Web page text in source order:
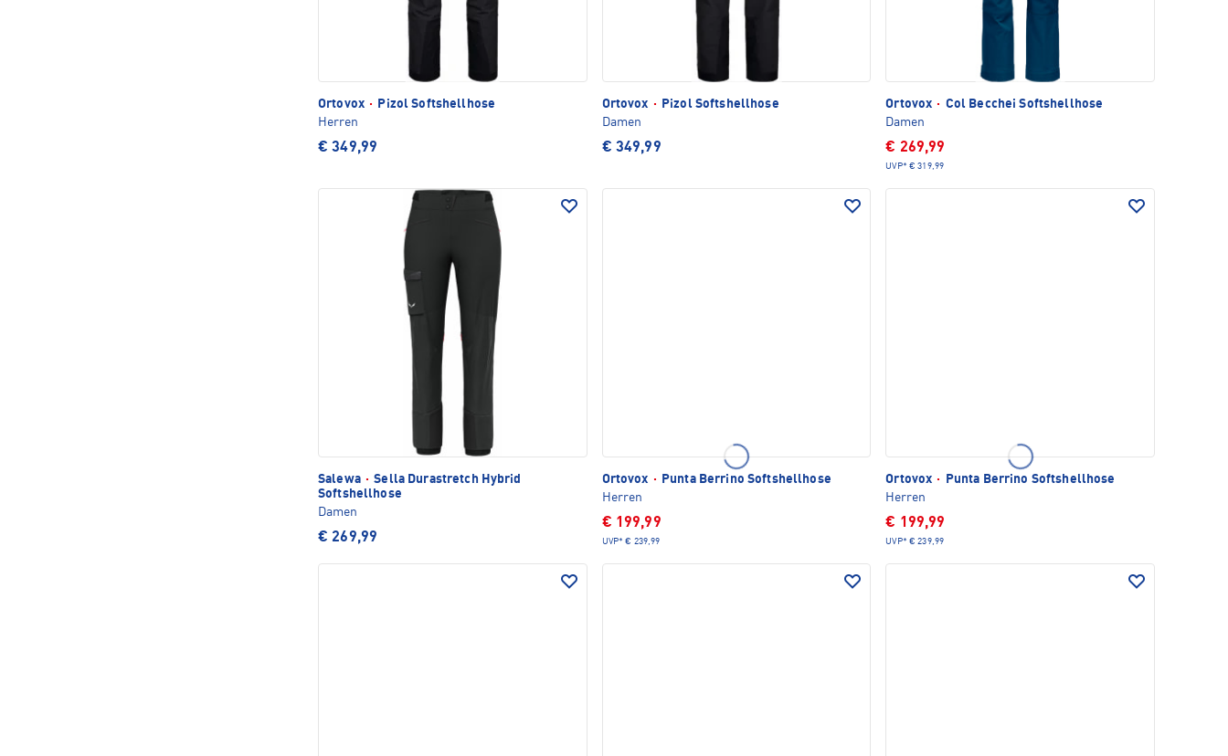
Ortovox ·
Pizol Softshellhose
Herren
€ 349,99
Ortovox ·
Pizol Softshellhose
Damen
€ 349,99
Ortovox · Col Becchei Softshellhose
Damen
€ 269,99
UVP* € 319,99
Salewa · Sella Durastretch Hybrid
Softshellhose
Damen
€ 269,99
Ortovox ·
Punta Berrino Softshellhose
Herren
€ 199,99
UVP* € 239,99
Ortovox ·
Punta Berrino Softshellhose
Herren
€ 199,99
UVP* € 239,99